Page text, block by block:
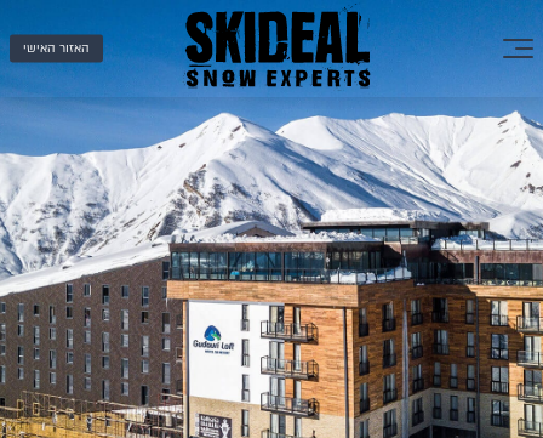
האזור האישי